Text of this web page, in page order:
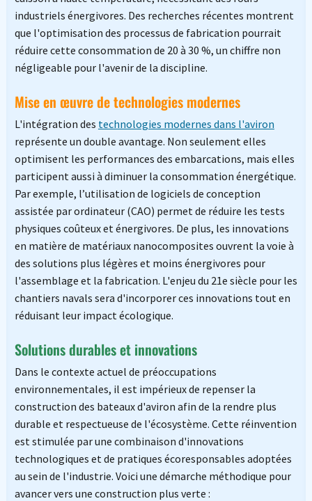
industriels énergivores. Des recherches récentes montrent
que l'optimisation des processus de fabrication pourrait
réduire cette consommation de 20 à 30 %, un chiffre non
négligeable pour l'avenir de la discipline.
Mise en œuvre de technologies modernes
L'intégration des technologies modernes dans l'aviron
représente un double avantage. Non seulement elles
optimisent les performances des embarcations, mais elles
participent aussi à diminuer la consommation énergétique.
Par exemple, l’utilisation de logiciels de conception
assistée par ordinateur (CAO) permet de réduire les tests
physiques coûteux et énergivores. De plus, les innovations
en matière de matériaux nanocomposites ouvrent la voie à
des solutions plus légères et moins énergivores pour
l'assemblage et la fabrication. L'enjeu du 21e siècle pour les
chantiers navals sera d'incorporer ces innovations tout en
réduisant leur impact écologique.
Solutions durables et innovations
Dans le contexte actuel de préoccupations
environnementales, il est impérieux de repenser la
construction des bateaux d'aviron afin de la rendre plus
durable et respectueuse de l'écosystème. Cette réinvention
est stimulée par une combinaison d'innovations
technologiques et de pratiques écoresponsables adoptées
au sein de l'industrie. Voici une démarche méthodique pour
avancer vers une construction plus verte :